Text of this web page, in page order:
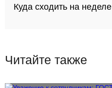
Куда сходить на неделе
Читайте также